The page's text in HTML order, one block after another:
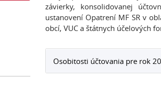
závierky, konsolidovanej
ustanovení Opatrení MF SR v
obcí, VUC a štátnych účelových
Osobitosti účtovania pre rok